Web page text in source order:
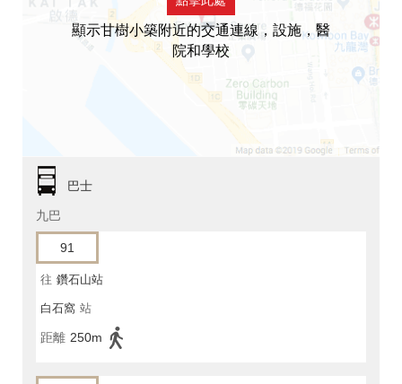
顯示甘樹小築附近的交通連線，設施，醫
院和學校
巴士
九巴
91
往 鑽石山站
白石窩 站
距離 250m